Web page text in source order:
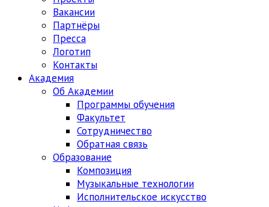
Вакансии
Партнёры
Пресса
Логотип
Контакты
Академия
Об Академии
Программы обучения
Факультет
Сотрудничество
Обратная связь
Образование
Композиция
Музыкальные технологии
Исполнительское искусство